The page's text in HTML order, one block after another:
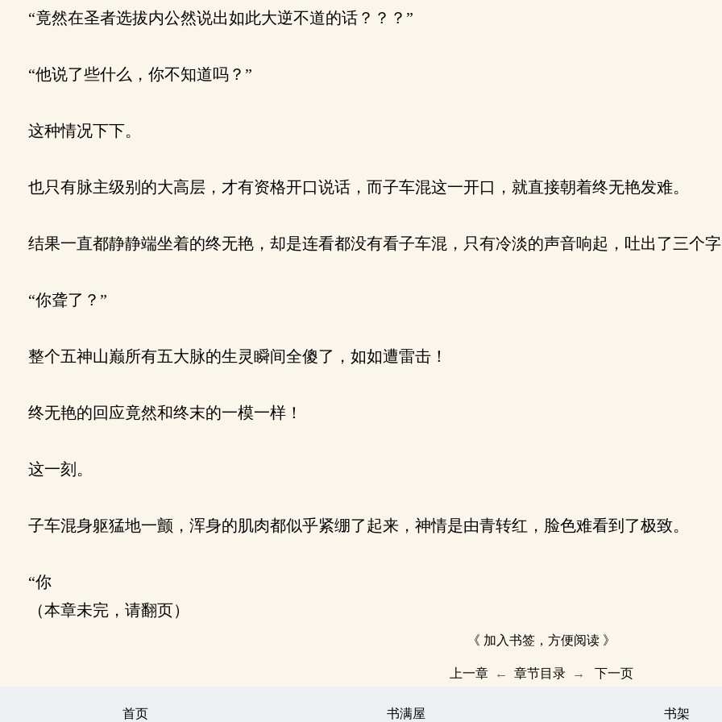
“竟然在圣者选拔内公然说出如此大逆不道的话？？？”
“他说了些什么，你不知道吗？”
这种情况下下。
也只有脉主级别的大高层，才有资格开口说话，而子车混这一开口，就直接朝着终无艳发难。
结果一直都静静端坐着的终无艳，却是连看都没有看子车混，只有冷淡的声音响起，吐出了三个
“你聋了？”
整个五神山巅所有五大脉的生灵瞬间全傻了，如如遭雷击！
终无艳的回应竟然和终末的一模一样！
这一刻。
子车混身躯猛地一颤，浑身的肌肉都似乎紧绷了起来，神情是由青转红，脸色难看到了极致。
“你
（本章未完，请翻页）
《 加入书签，方便阅读 》
上一章 ← 章节目录 → 下一页
首页 书满屋 书架